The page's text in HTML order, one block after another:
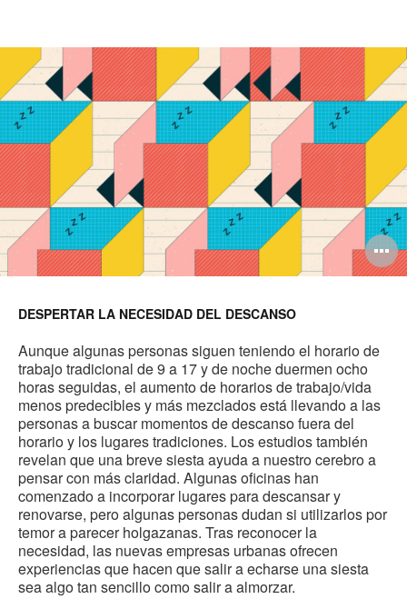
DESPERTAR LA NECESIDAD DEL DESCANSO
Aunque algunas personas siguen teniendo el horario de
trabajo tradicional de 9 a 17 y de noche duermen ocho
horas seguidas, el aumento de horarios de trabajo/vida
menos predecibles y más mezclados está llevando a las
personas a buscar momentos de descanso fuera del
horario y los lugares tradiciones. Los estudios también
revelan que una breve siesta ayuda a nuestro cerebro a
pensar con más claridad. Algunas oficinas han
comenzado a incorporar lugares para descansar y
renovarse, pero algunas personas dudan si utilizarlos por
temor a parecer holgazanas. Tras reconocer la
necesidad, las nuevas empresas urbanas ofrecen
experiencias que hacen que salir a echarse una siesta
sea algo tan sencillo como salir a almorzar.